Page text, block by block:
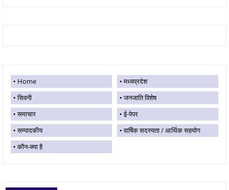
Home
मध्यप्रदेश
सिवनी
जनजाति विशेष
समाचार
ई-पेपर
सम्पादकीय
वार्षिक सदस्यता / आर्थिक सहयोग
कौन-क्या है